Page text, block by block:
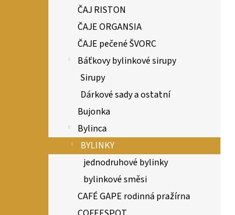
ČAJ RISTON
ČAJE ORGANSIA
ČAJE pečené ŠVORC
Báťkovy bylinkové sirupy
Sirupy
Dárkové sady a ostatní
Bujonka
Bylinca
BYLINKY
jednodruhové bylinky
bylinkové směsi
CAFÉ GAPE rodinná pražírna